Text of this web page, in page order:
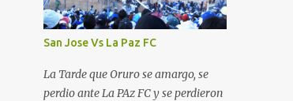
San Jose Vs La Paz FC
La Tarde que Oruro se amargo, se
perdio ante La PAz FC y se perdieron